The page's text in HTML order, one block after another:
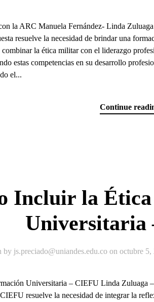
la ARC Manuela Fernández- Linda
resuelve la necesidad de brindar una
la ética militar con el liderazgo
estas competencias en su desarrollo
el...
Continue
Incluir la
Universitaria
by js.preciado@uniandes.edu.co on octubre 5,
Universitaria – CIEFU Linda
resuelve la necesidad de integrar la